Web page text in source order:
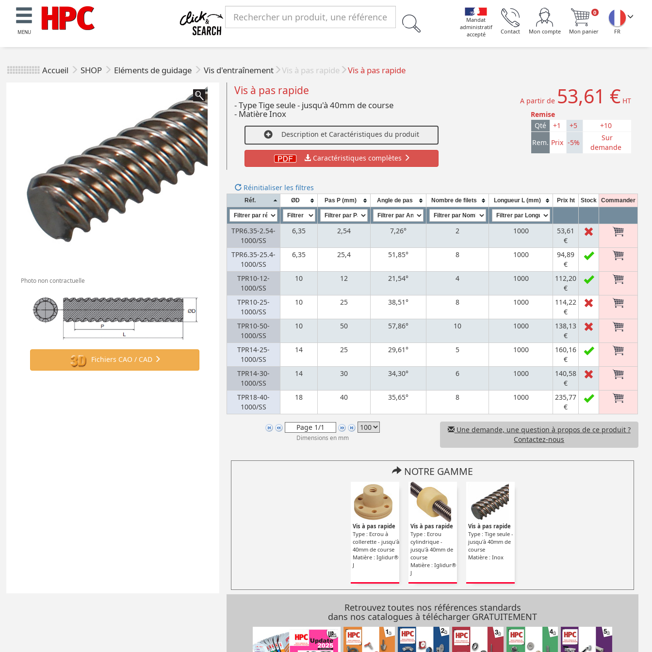
MENU FR
0
Mon panier
Mon compte
Contact
Mandat
administratif
accepté
Accueil SHOP Eléments de guidage Vis d'entraînement Vis à pas rapide Vis à pas rapide
Photo non contractuelle
Fichiers CAO / CAD
Vis à pas rapide
- Type Tige seule - jusqu'à 40mm de course
- Matière Inox
Description et Caractéristiques du produit
Caractéristiques complètes
A partir de 53,61 € HT
Remise
Qté
+1 +5
+10
Rem. Prix -5%
Sur
demande
Réinitialiser les filtres
Réf. ØD Pas P (mm) Angle de pas Nombre de filets Longueur L (mm) Prix ht Stock Commander
TPR6.35-2.54-
1000/SS
6,35 2,54 7,26° 2 1000
53,61
€
TPR6.35-25.4-
1000/SS
6,35 25,4 51,85° 8 1000
94,89
€
TPR10-12-
1000/SS
10 12 21,54° 4 1000
112,20
€
TPR10-25-
1000/SS
10 25 38,51° 8 1000
114,22
€
TPR10-50-
1000/SS
10 50 57,86° 10 1000
138,13
€
TPR14-25-
1000/SS
14 25 29,61° 5 1000
160,16
€
TPR14-30-
1000/SS
14 30 34,30° 6 1000
140,58
€
TPR18-40-
1000/SS
18 40 35,65° 8 1000
235,77
€
Dimensions en mm
Une demande, une question à propos de ce produit ?
Contactez-nous
NOTRE GAMME
Vis à pas rapide
Type : Ecrou à
collerette - jusqu'à
40mm de course
Matière : Iglidur®
J
Vis à pas rapide
Type : Ecrou
cylindrique -
jusqu'à 40mm de
course
Matière : Iglidur®
J
Vis à pas rapide
Type : Tige seule -
jusqu'à 40mm de
course
Matière : Inox
Retrouvez toutes nos références standards
dans nos catalogues à télécharger GRATUITEMENT